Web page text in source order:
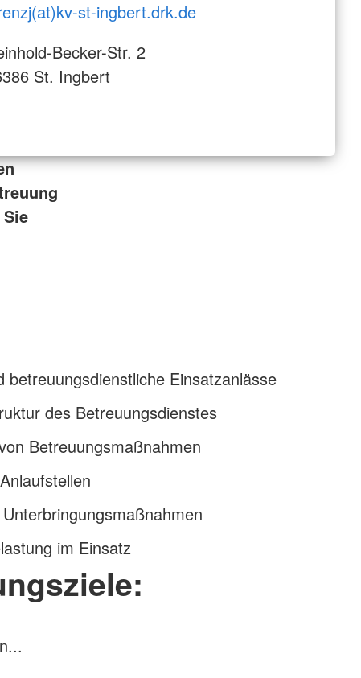
st-ingbert.drk.de
Becker-Str. 2
St. Ingbert
betreuungsdienstliche Einsatzanlässe
des Betreuungsdienstes
Betreuungsmaßnahmen
im Einsatz